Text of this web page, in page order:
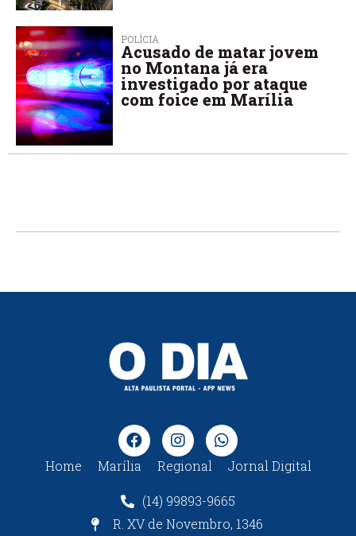
POLÍCIA
Acusado de matar jovem
no Montana já era
investigado por ataque
com foice em Marília
Home Marília Regional Jornal Digital
(14) 99893-9665
R. XV de Novembro, 1346